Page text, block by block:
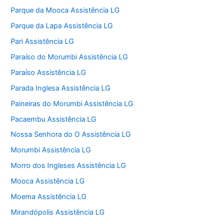
Parque da Mooca Assistência LG
Parque da Lapa Assistência LG
Pari Assistência LG
Paraíso do Morumbi Assistência LG
Paraíso Assistência LG
Parada Inglesa Assistência LG
Paineiras do Morumbi Assistência LG
Pacaembu Assistência LG
Nossa Senhora do O Assistência LG
Morumbi Assistência LG
Morro dos Ingleses Assistência LG
Mooca Assistência LG
Moema Assistência LG
Mirandópolis Assistência LG